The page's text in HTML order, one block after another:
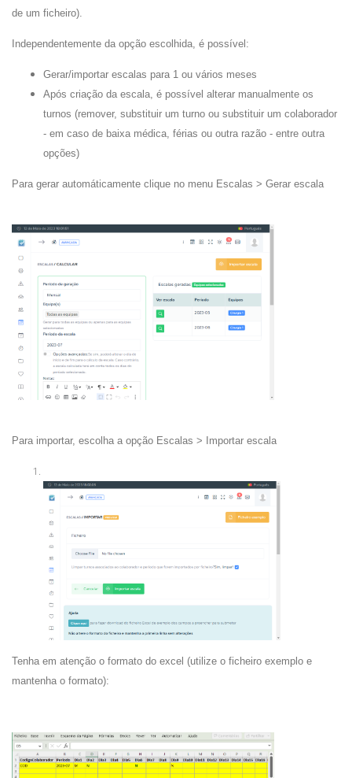
de um ficheiro).
Independentemente da opção escolhida, é possível:
Gerar/importar escalas para 1 ou vários meses
Após criação da escala, é possível alterar manualmente os
turnos (remover, substituir um turno ou substituir um colaborador
- em caso de baixa médica, férias ou outra razão - entre outra
opções)
Para gerar automáticamente clique no menu Escalas > Gerar escala
Para importar, escolha a opção Escalas > Importar escala
Tenha em atenção o formato do excel (utilize o ficheiro exemplo e
mantenha o formato):